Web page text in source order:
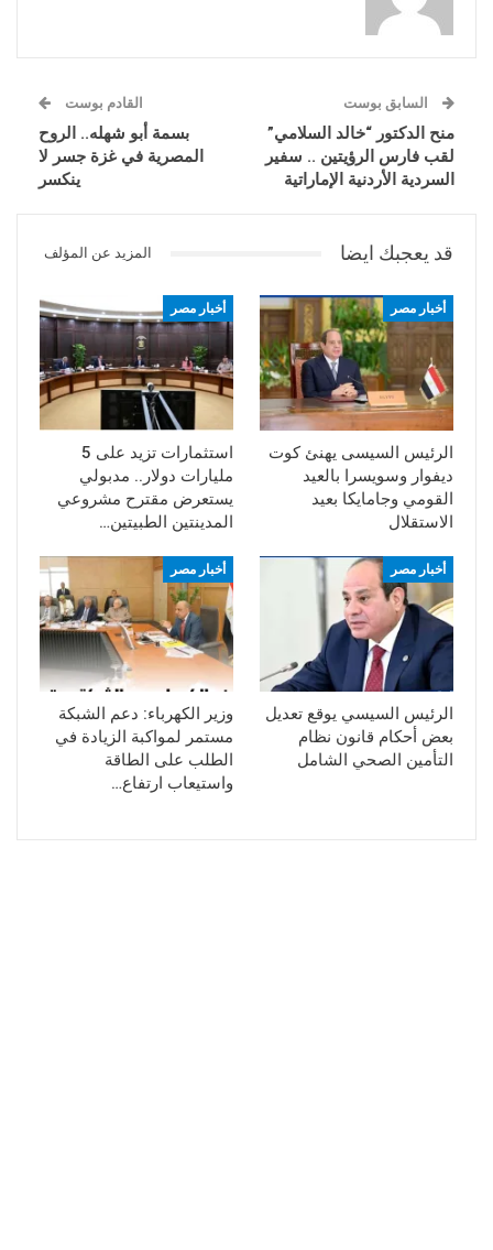
السابق بوست
منح الدكتور “خالد السلامي”
لقب فارس الرؤيتين .. سفير
السردية الأردنية الإماراتية
القادم بوست
بسمة أبو شهله.. الروح
المصرية في غزة جسر لا
ينكسر
قد يعجبك ايضا المزيد عن المؤلف
أخبار مصر
الرئيس السيسى يهنئ كوت
ديفوار وسويسرا بالعيد
القومي وجامايكا بعيد
الاستقلال
أخبار مصر
استثمارات تزيد على 5
مليارات دولار.. مدبولي
يستعرض مقترح مشروعي
المدينتين الطبيتين…
أخبار مصر
الرئيس السيسي يوقع تعديل
بعض أحكام قانون نظام
التأمين الصحي الشامل
أخبار مصر
وزير الكهرباء: دعم الشبكة
مستمر لمواكبة الزيادة في
الطلب على الطاقة
واستيعاب ارتفاع…